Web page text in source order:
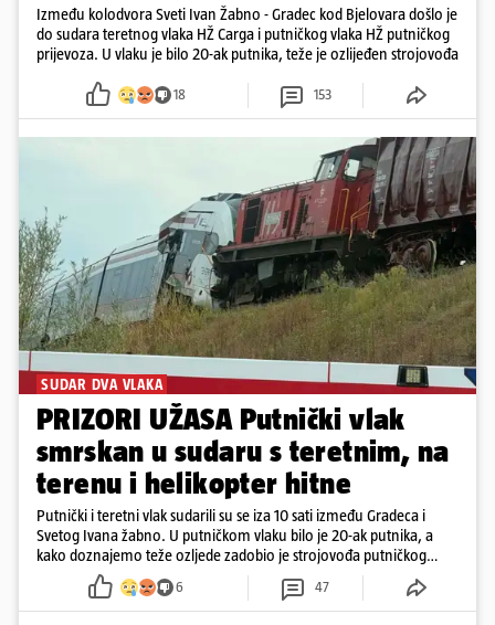
Između kolodvora Sveti Ivan Žabno - Gradec kod Bjelovara došlo je
do sudara teretnog vlaka HŽ Carga i putničkog vlaka HŽ putničkog
prijevoza. U vlaku je bilo 20-ak putnika, teže je ozlijeđen strojovođa
18 153
SUDAR DVA VLAKA
PRIZORI UŽASA Putnički vlak
smrskan u sudaru s teretnim, na
terenu i helikopter hitne
Putnički i teretni vlak sudarili su se iza 10 sati između Gradeca i
Svetog Ivana žabno. U putničkom vlaku bilo je 20-ak putnika, a
kako doznajemo teže ozljede zadobio je strojovođa putničkog
vlaka. Zatvoren je promet, a fotoreporteri Prigorskog objavili su
prve snimke s mjesta sudara
6 47